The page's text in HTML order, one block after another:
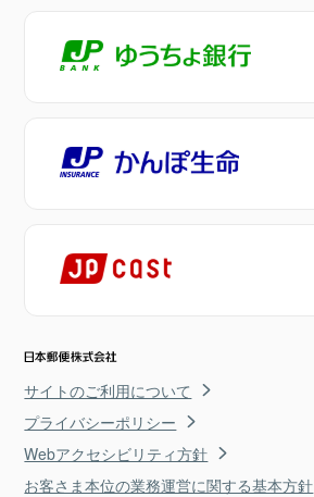
サイトのご利用について
プライバシーポリシー
Webアクセシビリティ方針
お客さま本位の業務運営に関する基本方針